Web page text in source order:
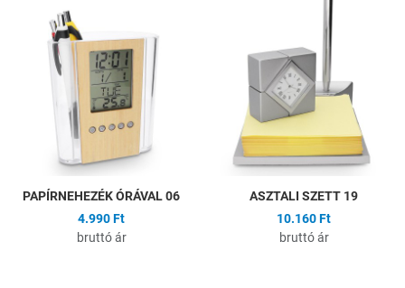
Hozzáadás a kívánságlistához
Összehasonlítás
Gyors nézet
PAPÍRNEHEZÉK ÓRÁVAL 06
4.990 Ft
bruttó ár
ASZTALI SZETT 19
10.160 Ft
bruttó ár